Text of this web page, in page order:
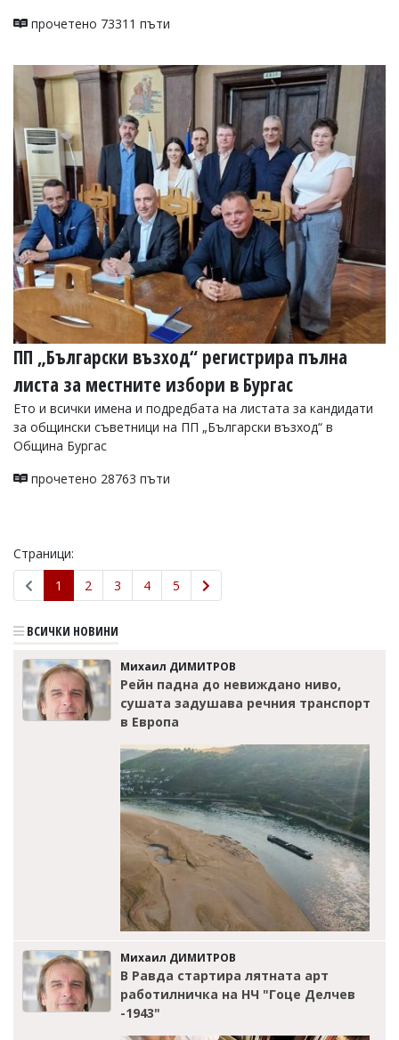
прочетено 73311 пъти
ПП „Български възход“ регистрира пълна
листа за местните избори в Бургас
Ето и всички имена и подредбата на листата за кандидати
за общински съветници на ПП „Български възход“ в
Община Бургас
прочетено 28763 пъти
Страници:
1
2 3 4 5
ВСИЧКИ НОВИНИ
Михаил ДИМИТРОВ
Рейн падна до невиждано ниво,
сушата задушава речния транспорт
в Европа
Михаил ДИМИТРОВ
В Равда стартира лятната арт
работилничка на НЧ "Гоце Делчев
-1943"